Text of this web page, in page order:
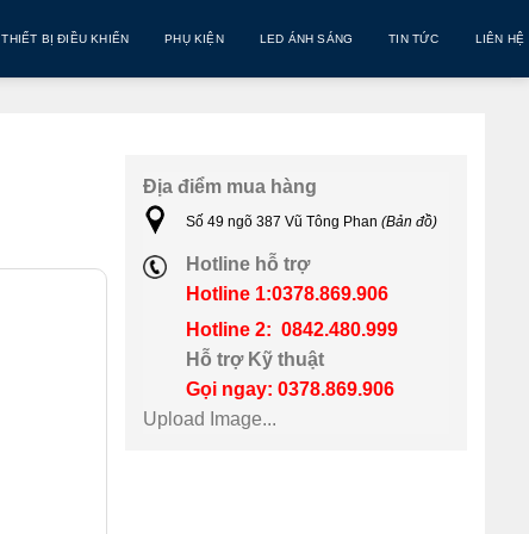
THIẾT BỊ ĐIỀU KHIỂN PHỤ KIỆN LED ÁNH SÁNG TIN TỨC LIÊN HỆ
Địa điểm mua hàng
Số 49 ngõ 387 Vũ Tông Phan (Bản đồ)
Hotline hỗ trợ
Hotline 1:0378.869.906
Hotline 2: 0842.480.999
Hỗ trợ Kỹ thuật
Gọi ngay: 0378.869.906
Upload Image...